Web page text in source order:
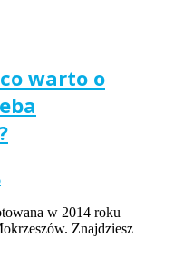
warto o
w 2014 roku
Znajdziesz